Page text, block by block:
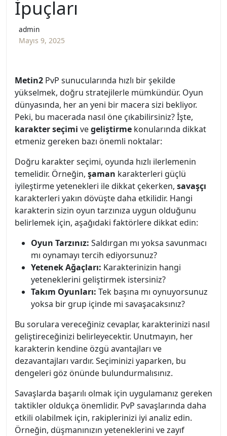
İpuçları
admin
Mayıs 9, 2025
Metin2 PvP sunucularında hızlı bir şekilde
yükselmek, doğru stratejilerle mümkündür. Oyun
dünyasında, her an yeni bir macera sizi bekliyor.
Peki, bu macerada nasıl öne çıkabilirsiniz? İşte,
karakter seçimi vegeliştirme konularında dikkat
etmeniz gereken bazı önemli noktalar:
Doğru karakter seçimi, oyunda hızlı ilerlemenin
temelidir. Örneğin, şaman karakterleri güçlü
iyileştirme yetenekleri ile dikkat çekerken, savaşçı
karakterleri yakın dövüşte daha etkilidir. Hangi
karakterin sizin oyun tarzınıza uygun olduğunu
belirlemek için, aşağıdaki faktörlere dikkat edin:
Oyun Tarzınız: Saldırgan mı yoksa savunmacı
mı oynamayı tercih ediyorsunuz?
Yetenek Ağaçları: Karakterinizin hangi
yeteneklerini geliştirmek istersiniz?
Takım Oyunları: Tek başına mı oynuyorsunuz
yoksa bir grup içinde mi savaşacaksınız?
Bu sorulara vereceğiniz cevaplar, karakterinizi nasıl
geliştireceğinizi belirleyecektir. Unutmayın, her
karakterin kendine özgü avantajları ve
dezavantajları vardır. Seçiminizi yaparken, bu
dengeleri göz önünde bulundurmalısınız.
Savaşlarda başarılı olmak için uygulamanız gereken
taktikler oldukça önemlidir. PvP savaşlarında daha
etkili olabilmek için, rakiplerinizi iyi analiz edin.
Örneğin, düşmanınızın yeteneklerini ve zayıf